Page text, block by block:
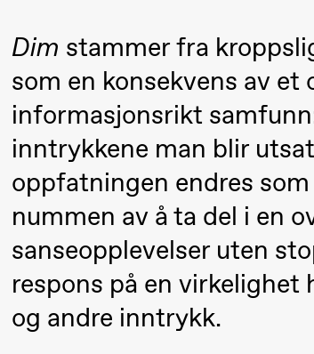
21.00 Boglárka
Börcsök &
Andreas
Bolm
SUBJOYRIDE
Lørdag 29. august
19.00 Pia Maria
Roll og
Lille
Dim stammer fra
som en konsekvens av
informasjonsrikt
inntrykkene man blir
oppfatningen endres
nummen av å ta del i en
sanseopplevelser uten
respons på en virkelighet
og andre inntrykk.